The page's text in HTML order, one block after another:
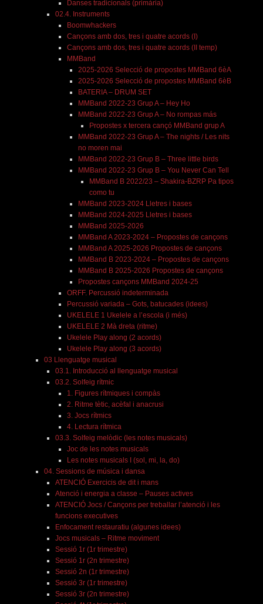
Danses tradicionals (primària)
02.4. Instruments
Boomwhackers
Cançons amb dos, tres i quatre acords (I)
Cançons amb dos, tres i quatre acords (II temp)
MMBand
2025-2026 Selecció de propostes MMBand 6èA
2025-2026 Selecció de propostes MMBand 6èB
BATERIA – DRUM SET
MMBand 2022-23 Grup A – Hey Ho
MMBand 2022-23 Grup A – No rompas más
Propostes x tercera cançó MMBand grup A
MMBand 2022-23 Grup A – The nights / Les nits
no moren mai
MMBand 2022-23 Grup B – Three little birds
MMBand 2022-23 Grup B – You Never Can Tell
MMBand B 2022/23 – Shakira-BZRP Pa tipos
como tu
MMBand 2023-2024 Lletres i bases
MMBand 2024-2025 Lletres i bases
MMBand 2025-2026
MMBand A 2023-2024 – Propostes de cançons
MMBand A 2025-2026 Propostes de cançons
MMBand B 2023-2024 – Propostes de cançons
MMBand B 2025-2026 Propostes de cançons
Propostes cançons MMBand 2024-25
ORFF. Percussió indeterminada
Percussió variada – Gots, batucades (idees)
UKELELE 1 Ukelele a l’escola (i més)
UKELELE 2 Mà dreta (ritme)
Ukelele Play along (2 acords)
Ukelele Play along (3 acords)
03 Llenguatge musical
03.1. Introducció al llenguatge musical
03.2. Solfeig rítmic
1. Figures rítmiques i compàs
2. Ritme tètic, acèfal i anacrusi
3. Jocs rítmics
4. Lectura rítmica
03.3. Solfeig melòdic (les notes musicals)
Joc de les notes musicals
Les notes musicals I (sol, mi, la, do)
04. Sessions de música i dansa
ATENCIÓ Exercicis de dit i mans
Atenció i energia a classe – Pauses actives
ATENCIÓ Jocs / Cançons per treballar l’atenció i les
funcions executives
Enfocament restauratiu (algunes idees)
Jocs musicals – Ritme moviment
Sessió 1r (1r trimestre)
Sessió 1r (2n trimestre)
Sessió 2n (1r trimestre)
Sessió 3r (1r trimestre)
Sessió 3r (2n trimestre)